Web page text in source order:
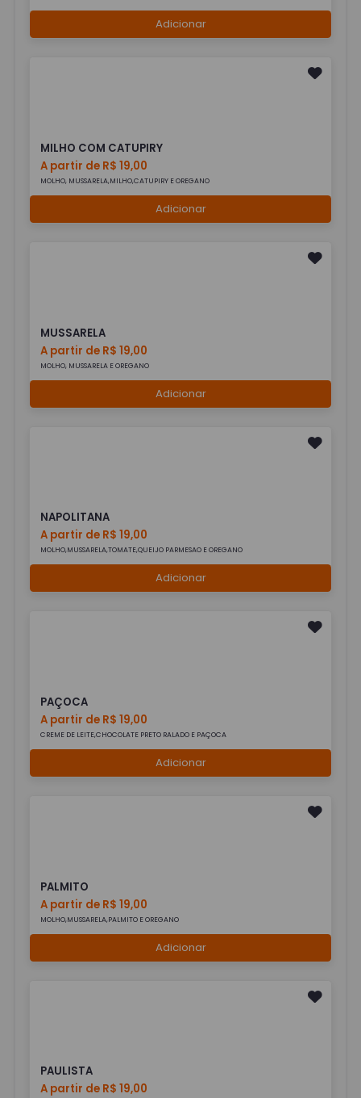
Adicionar
MILHO COM CATUPIRY
A partir de R$ 19,00
MOLHO, MUSSARELA,MILHO,CATUPIRY E OREGANO
Adicionar
MUSSARELA
A partir de R$ 19,00
MOLHO, MUSSARELA E OREGANO
Adicionar
NAPOLITANA
A partir de R$ 19,00
MOLHO,MUSSARELA,TOMATE,QUEIJO PARMESAO E OREGANO
Adicionar
PAÇOCA
A partir de R$ 19,00
CREME DE LEITE,CHOCOLATE PRETO RALADO E PAÇOCA
Adicionar
PALMITO
A partir de R$ 19,00
MOLHO,MUSSARELA,PALMITO E OREGANO
Adicionar
PAULISTA
A partir de R$ 19,00